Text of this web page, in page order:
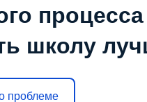
школу
проблеме